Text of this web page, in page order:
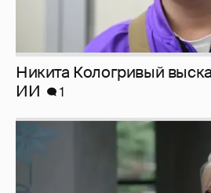
Никита Кологривый
ИИ
1